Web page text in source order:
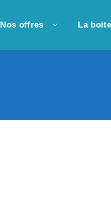
Nos offres La